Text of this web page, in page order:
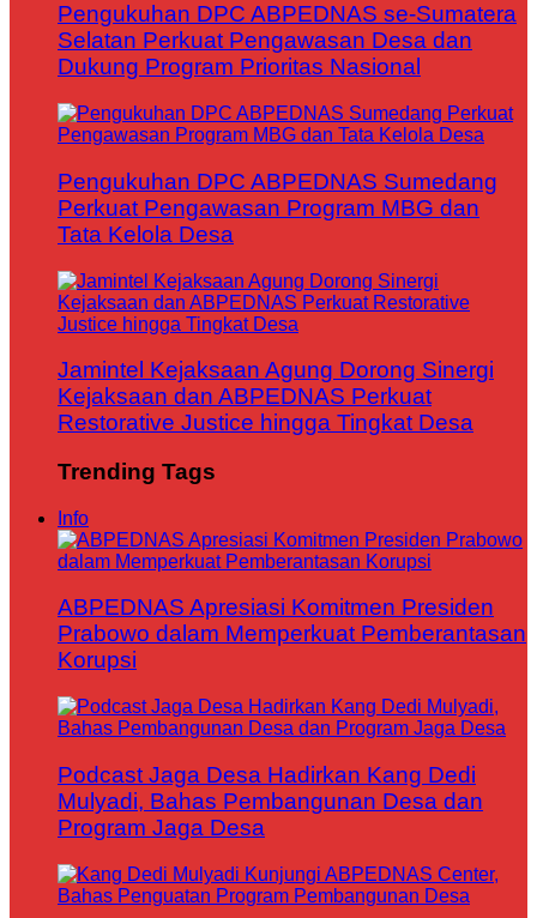
Pengukuhan DPC ABPEDNAS se-Sumatera
Selatan Perkuat Pengawasan Desa dan
Dukung Program Prioritas Nasional
Pengukuhan DPC ABPEDNAS Sumedang
Perkuat Pengawasan Program MBG dan
Tata Kelola Desa
Jamintel Kejaksaan Agung Dorong Sinergi
Kejaksaan dan ABPEDNAS Perkuat
Restorative Justice hingga Tingkat Desa
Trending Tags
Info
ABPEDNAS Apresiasi Komitmen Presiden
Prabowo dalam Memperkuat Pemberantasan
Korupsi
Podcast Jaga Desa Hadirkan Kang Dedi
Mulyadi, Bahas Pembangunan Desa dan
Program Jaga Desa